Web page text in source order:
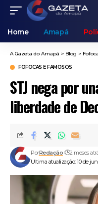
Home Amapá
A Gazeta do Amapá > Blog >
FOFOCAS E FAMOSOS
STJ nega por
liberdade de
Ultima atualização: 10 de
PorRedação 2 meses